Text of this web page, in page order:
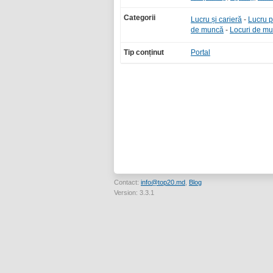
Categorii Lucru și carieră - Lucru
de muncă - Locuri de
Tip conținut Portal
Contact: info@top20.md Blog
Version: 3.3.1